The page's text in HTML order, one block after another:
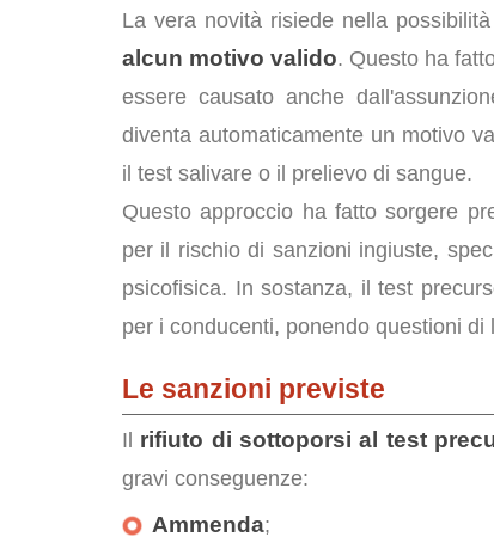
La vera novità risiede nella
alcun motivo valido. Questo ha
essere causato anche
diventa automaticamente un motivo
il test salivare o il prelievo di sangue.
Questo approccio ha fatto sorgere
per il rischio di sanzioni ingiuste,
psicofisica. In sostanza, il test
per i conducenti, ponendo questioni
Le sanzioni previste
Il rifiuto di sottoporsi al test
gravi conseguenze:
Ammenda;